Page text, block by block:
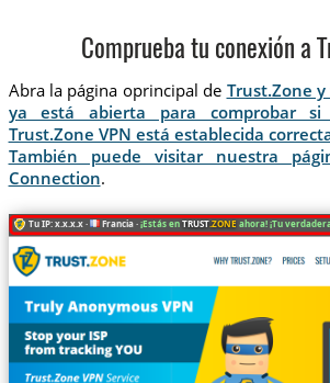
Comprueba tu conexión a
Abra la página oprincipal de Trust.Zone
ya está abierta para comprobar
Trust.Zone VPN está establecida
También puede visitar nuestra
Connection.
Tu IP: x.x.x.x · Francia ·¡Estás enTRUST.ZONE ahora! ¡Tu